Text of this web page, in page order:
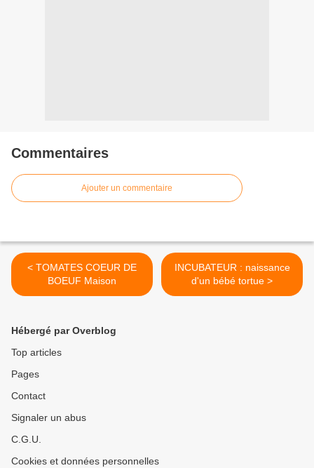
Commentaires
Ajouter un commentaire
< TOMATES COEUR DE
BOEUF Maison
INCUBATEUR : naissance
d'un bébé tortue >
Hébergé par Overblog
Top articles
Pages
Contact
Signaler un abus
C.G.U.
Cookies et données personnelles